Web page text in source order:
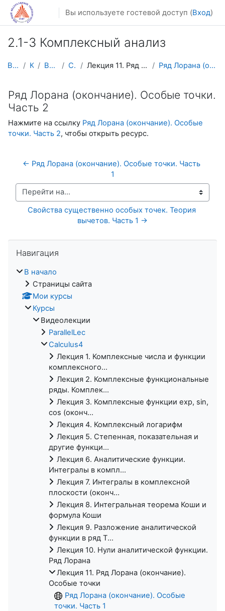
Перейти к основному содержанию
Вы используете гостевой доступ (Вход)
2.1-3 Комплексный анализ
В начало Курсы Видеолекции Calculus4 Лекция 11. Ряд Лорана (окончание). Особые точки Ряд Лорана (окончание). Особые точки. Часть 2
Ряд Лорана (окончание). Особые точки.
Часть 2
Нажмите на ссылку Ряд Лорана (окончание). Особые
точки. Часть 2, чтобы открыть ресурс.
← Ряд Лорана (окончание). Особые точки. Часть
1
Перейти на...
Свойства существенно особых точек. Теория
вычетов. Часть 1 →
Навигация
В начало
Страницы сайта
Мои курсы
Курсы
Видеолекции
ParallelLec
Calculus4
Лекция 1. Комплексные числа и функции
комплексного...
Лекция 2. Комплексные функциональные
ряды. Комплек...
Лекция 3. Комплексные функции exp, sin,
cos (оконч...
Лекция 4. Комплексный логарифм
Лекция 5. Степенная, показательная и
другие функци...
Лекция 6. Аналитические функции.
Интегралы в компл...
Лекция 7. Интегралы в комплексной
плоскости (оконч...
Лекция 8. Интегральная теорема Коши и
формула Коши
Лекция 9. Разложение аналитической
функции в ряд Т...
Лекция 10. Нули аналитической функции.
Ряд Лорана
Лекция 11. Ряд Лорана (окончание).
Особые точки
Ряд Лорана (окончание). Особые
точки. Часть 1